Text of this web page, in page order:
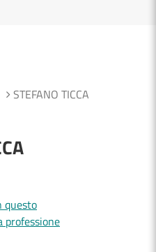
STEFANO TICCA
questo
professione